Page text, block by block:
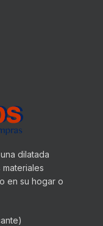
dilatada
en su hogar o